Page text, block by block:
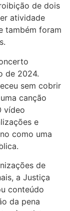
de dois
atividade
também foram
de 2024.
sem cobrir
canção
vídeo
e
como uma
de
a Justiça
conteúdo
da pena